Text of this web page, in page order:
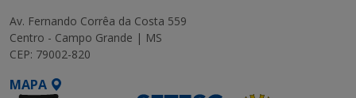
Av. Fernando Corrêa da Costa 559
Centro - Campo Grande | MS
CEP: 79002-820
MAPA